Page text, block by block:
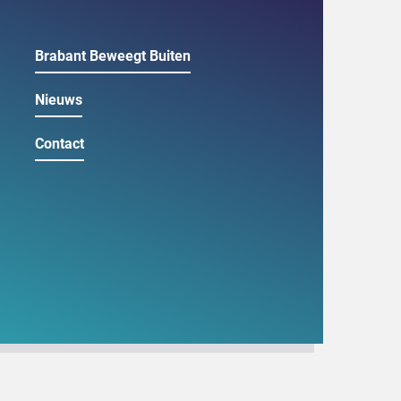
Brabant Beweegt Buiten
Nieuws
Contact